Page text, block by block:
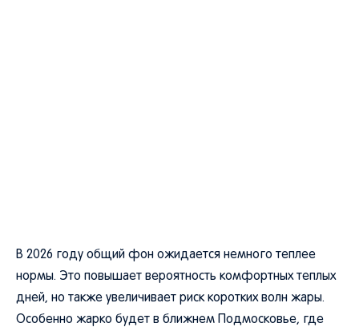
В 2026 году общий фон ожидается немного теплее
нормы. Это повышает вероятность комфортных теплых
дней, но также увеличивает риск коротких волн жары.
Особенно жарко будет в ближнем Подмосковье, где